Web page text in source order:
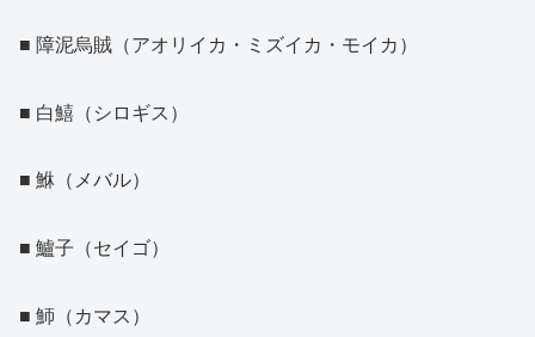
■ 障泥烏賊（アオリイカ・ミズイカ・モイカ）
■ 白鱚（シロギス）
■ 鮴（メバル）
■ 鱸子（セイゴ）
■ 魳（カマス）